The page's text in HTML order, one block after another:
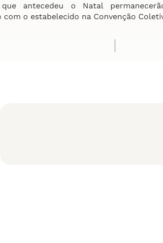
antecedeu o Natal
o estabelecido na Convenção